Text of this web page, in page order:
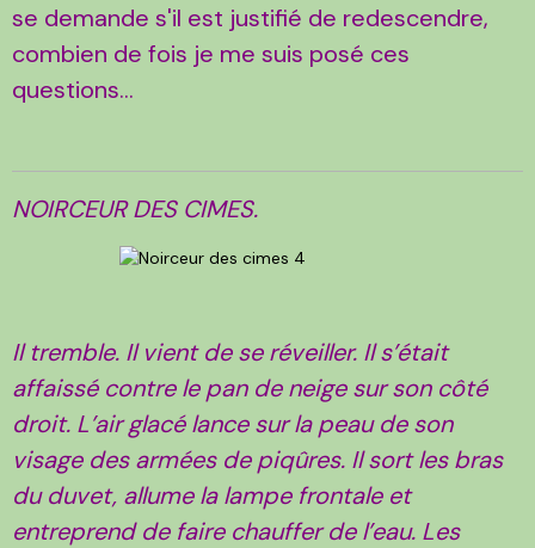
se demande s'il est justifié de redescendre,
combien de fois je me suis posé ces
questions...
NOIRCEUR DES CIMES.
Il tremble. Il vient de se réveiller. Il s’était
affaissé contre le pan de neige sur son côté
droit. L’air glacé lance sur la peau de son
visage des armées de piqûres. Il sort les bras
du duvet, allume la lampe frontale et
entreprend de faire chauffer de l’eau. Les